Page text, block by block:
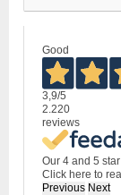
Good
3,9/5
2.220
reviews
Our 4 and 5
Click here to
Previous Next